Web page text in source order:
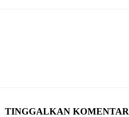
TINGGALKAN KOMENTAR